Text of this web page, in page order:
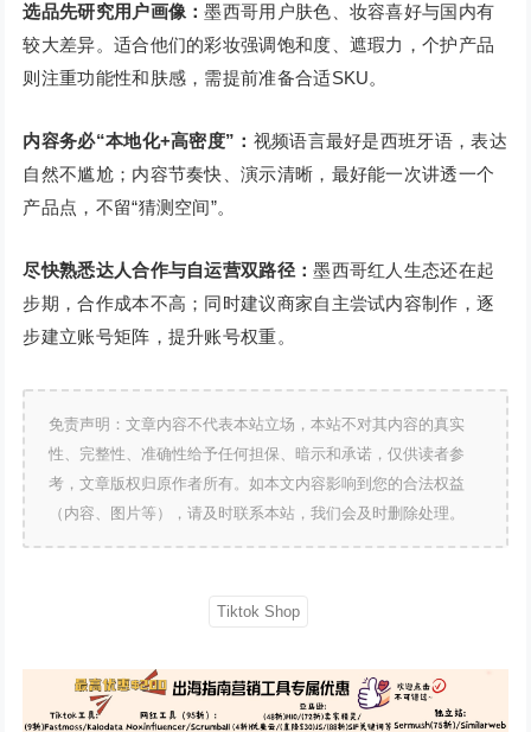
选品先研究用户画像：墨西哥用户肤色、妆容喜好与国内有
较大差异。适合他们的彩妆强调饱和度、遮瑕力，个护产品
则注重功能性和肤感，需提前准备合适SKU。
内容务必“本地化+高密度”： 视频语言最好是西班牙语，表达
自然不尴尬；内容节奏快、演示清晰，最好能一次讲透一个
产品点，不留“猜测空间”。
尽快熟悉达人合作与自运营双路径：墨西哥红人生态还在起
步期，合作成本不高；同时建议商家自主尝试内容制作，逐
步建立账号矩阵，提升账号权重。
免责声明：文章内容不代表本站立场，本站不对其内容的真实
性、完整性、准确性给予任何担保、暗示和承诺，仅供读者参
考，文章版权归原作者所有。如本文内容影响到您的合法权益
（内容、图片等），请及时联系本站，我们会及时删除处理。
Tiktok Shop